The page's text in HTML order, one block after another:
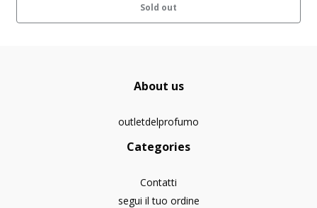
Sold out
About us
outletdelprofumo
Categories
Contatti
segui il tuo ordine